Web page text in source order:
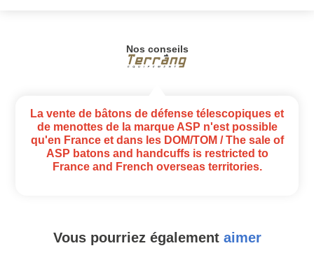
Nos conseils
La vente de bâtons de défense télescopiques et
de menottes de la marque ASP n'est possible
qu'en France et dans les DOM/TOM / The sale of
ASP batons and handcuffs is restricted to
France and French overseas territories.
Vous pourriez également aimer